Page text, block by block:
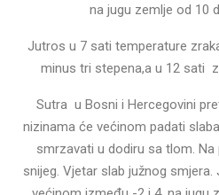
na jugu zemlje od 10
Jutros u 7 sati temperature
minus tri stepena,a u 12 sati
Sutra u Bosni i Hercegovini
nizinama će većinom padati
smrzavati u dodiru sa tlom.
snijeg. Vjetar slab južnog